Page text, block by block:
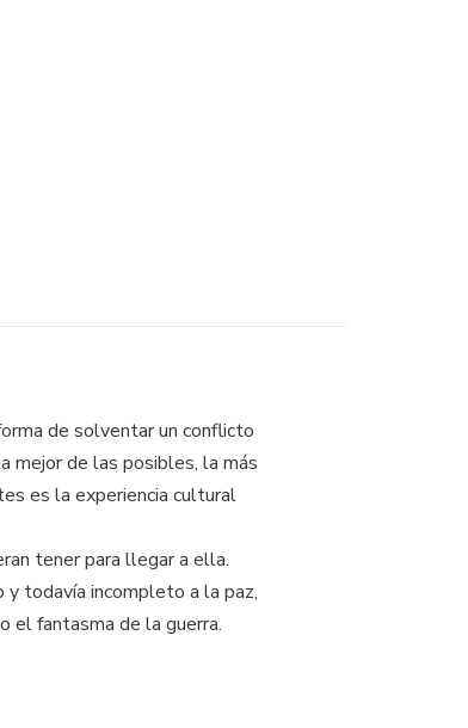
de solventar un conflicto
mejor de las posibles, la más
es la experiencia cultural
tener para llegar a ella.
todavía incompleto a la paz,
el fantasma de la guerra.